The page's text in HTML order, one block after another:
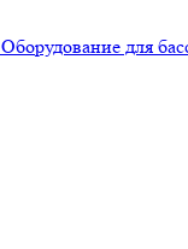
Оборудование для